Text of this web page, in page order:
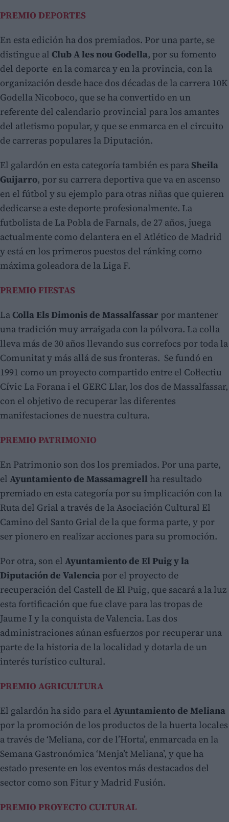
PREMIO DEPORTES
En esta edición ha dos premiados. Por una parte, se
distingue al Club A les nou Godella, por su fomento
del deporte en la comarca y en la provincia, con la
organización desde hace dos décadas de la carrera 10K
Godella Nicoboco, que se ha convertido en un
referente del calendario provincial para los amantes
del atletismo popular, y que se enmarca en el circuito
de carreras populares la Diputación.
El galardón en esta categoría también es para Sheila
Guijarro, por su carrera deportiva que va en ascenso
en el fútbol y su ejemplo para otras niñas que quieren
dedicarse a este deporte profesionalmente. La
futbolista de La Pobla de Farnals, de 27 años, juega
actualmente como delantera en el Atlético de Madrid
y está en los primeros puestos del ránking como
máxima goleadora de la Liga F.
PREMIO FIESTAS
La Colla Els Dimonis de Massalfassar por mantener
una tradición muy arraigada con la pólvora. La colla
lleva más de 30 años llevando sus correfocs por toda la
Comunitat y más allá de sus fronteras. Se fundó en
1991 como un proyecto compartido entre el Col·lectiu
Cívic La Forana i el GERC Llar, los dos de Massalfassar,
con el objetivo de recuperar las diferentes
manifestaciones de nuestra cultura.
PREMIO PATRIMONIO
En Patrimonio son dos los premiados. Por una parte,
el Ayuntamiento de Massamagrell ha resultado
premiado en esta categoría por su implicación con la
Ruta del Grial a través de la Asociación Cultural El
Camino del Santo Grial de la que forma parte, y por
ser pionero en realizar acciones para su promoción.
Por otra, son el Ayuntamiento de El Puig y la
Diputación de Valencia por el proyecto de
recuperación del Castell de El Puig, que sacará a la luz
esta fortificación que fue clave para las tropas de
Jaume I y la conquista de Valencia. Las dos
administraciones aúnan esfuerzos por recuperar una
parte de la historia de la localidad y dotarla de un
interés turístico cultural.
PREMIO AGRICULTURA
El galardón ha sido para el Ayuntamiento de Meliana
por la promoción de los productos de la huerta locales
a través de ‘Meliana, cor de l’Horta’, enmarcada en la
Semana Gastronómica ‘Menja’t Meliana’, y que ha
estado presente en los eventos más destacados del
sector como son Fitur y Madrid Fusión.
PREMIO PROYECTO CULTURAL